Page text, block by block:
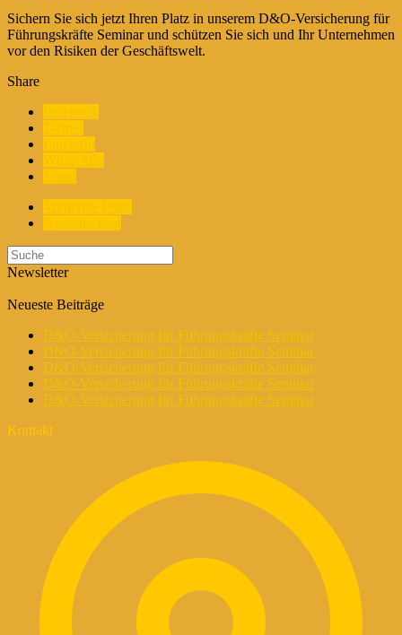
Sichern Sie sich jetzt Ihren Platz in unserem D&O-Versicherung für
Führungskräfte Seminar und schützen Sie sich und Ihr Unternehmen
vor den Risiken der Geschäftswelt.
Share
Newsletter
Neueste Beiträge
D&O-Versicherung für Führungskräfte Seminar
D&O-Versicherung für Führungskräfte Seminar
D&O-Versicherung für Führungskräfte Seminar
D&O-Versicherung für Führungskräfte Seminar
D&O-Versicherung für Führungskräfte Seminar
Kontakt